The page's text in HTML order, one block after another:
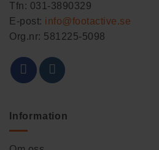
Tfn: 031-3890329
E-post: info@footactive.se
Org.nr: 581225-5098
Information